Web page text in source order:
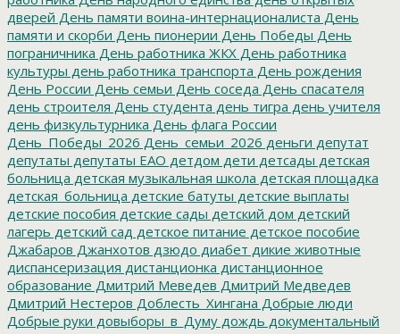
дверей День памяти воина-интернационалиста День
памяти и скорби День пионерии День Победы День
пограничника День работника ЖКХ День работника
культуры день работника транспорта День рождения
День России День семьи День соседа День спасателя
день строителя День студента день тигра день учителя
день физкультурника День флага России
День_Победы_2026 День_семьи_2026 деньги депутат
депутаты депутаты ЕАО детдом дети детсады детская
больница детская музыкальная школа детская площадка
детская_больница детские батуты детские выплаты
детские пособия детские сады детский дом детский
лагерь детский сад детское питание детское пособие
Джабаров Джанхотов дзюдо диабет дикие животные
диспансеризация дистанционка дистанционное
образование Дмитрий Меведев Дмитрий Медведев
Дмитрий Нестеров Доблесть_Хингана Добрые люди
Добрые руки довыборы_в_Думу дождь документальный